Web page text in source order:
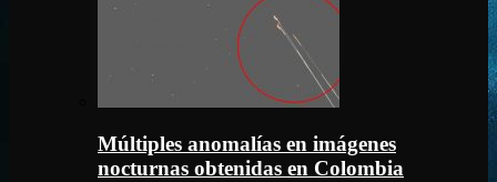
Múltiples anomalías en imágenes
nocturnas obtenidas en Colombia